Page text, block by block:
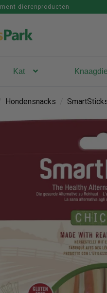
dierenproducten
Kat
Hondensnacks